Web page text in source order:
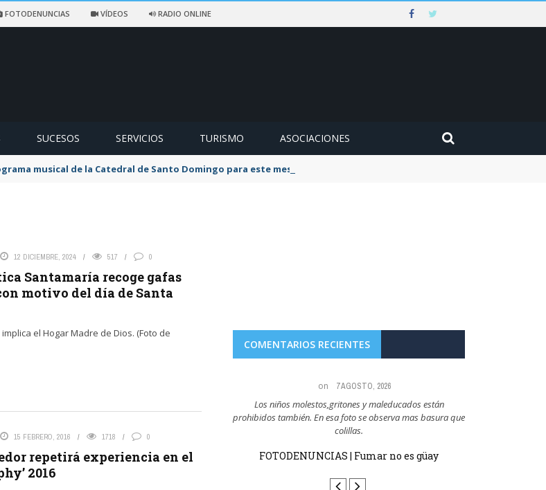
FOTODENUNCIAS VÍDEOS RADIO ONLINE
SUCESOS SERVICIOS TURISMO ASOCIACIONES
musical de la Catedral de Santo Domingo para este mes de agosto
12 DICIEMBRE, 2024 517 0
Santamaría recoge gafas
motivo del día de Santa
el Hogar Madre de Dios. (Foto de
15 FEBRERO, 2016 1718 0
repetirá experiencia en el
2016
COMENTARIOS RECIENTES
Salud recuerda que mirar directamente al
eclipse solar sin protección homologada puede
provocar lesiones irreversibles en ...
on 7 AGOSTO, 2026
Los niños molestos,gritones y maleducados están
prohibidos también. En esa foto se observa mas basura que
colillas.
FOTODENUNCIAS | Fumar no es güay